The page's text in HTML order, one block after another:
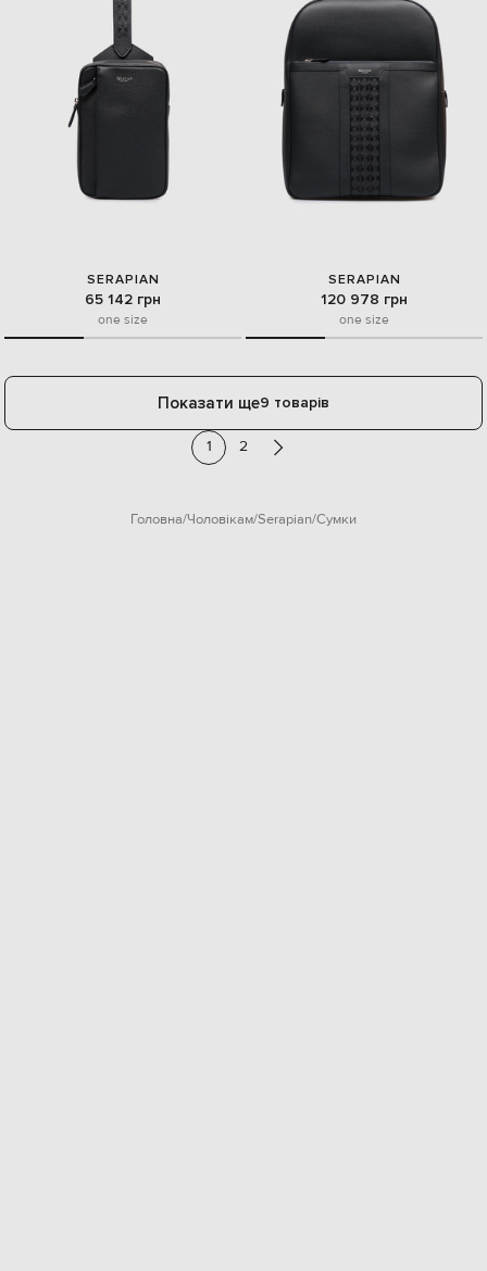
SERAPIAN
65 142 грн
one size
SERAPIAN
120 978 грн
one size
Показати ще9 товарів
1 2
Головна Чоловікам Serapian Сумки